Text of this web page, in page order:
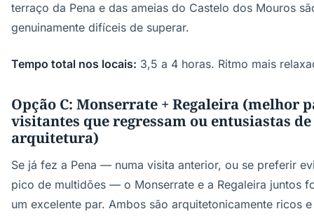
terraço da Pena e das ameias do Castelo dos Mouros
genuinamente difíceis de superar.
Tempo total nos locais: 3,5 a 4 horas. Ritmo mais
Opção C: Monserrate + Regaleira (melhor
visitantes que regressam ou entusiastas de
arquitetura)
Se já fez a Pena — numa visita anterior, ou se preferir
pico de multidões — o Monserrate e a Regaleira juntos
um excelente par. Ambos são arquitetonicamente ricos e